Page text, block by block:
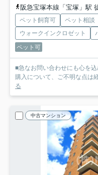
阪急宝塚本線「宝塚」駅
ペット飼育可 ペット相談
ウォークインクロゼット
ペット可
■急なお問い合わせにも心を
購入について、ご不明な点は
る
中古マンション